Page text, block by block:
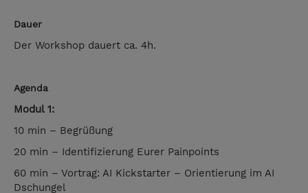
Dauer
Der Workshop dauert ca. 4h.
Agenda
Modul 1:
10 min – Begrüßung
20 min – Identifizierung Eurer Painpoints
60 min – Vortrag: AI Kickstarter – Orientierung im AI
Dschungel